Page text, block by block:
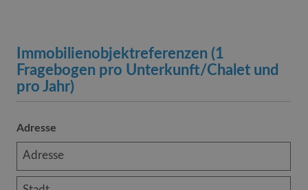
Immobilienobjektreferenzen (1
Fragebogen pro Unterkunft/Chalet und
pro Jahr)
Adresse